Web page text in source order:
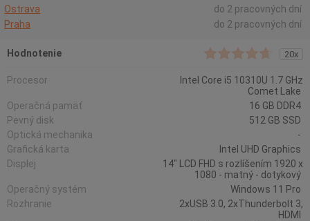
Ostrava
do 2 pracovných dní
Praha
do 2 pracovných dní
Hodnotenie 20x
Procesor
Intel Core i5 10310U 1.7 GHz
Comet Lake
Operačná pamäť
16 GB DDR4
Pevný disk
512 GB SSD
Optická mechanika
-
Grafická karta
Intel UHD Graphics
Displej
14" LCD FHD s rozlíšením 1920 x
1080 - matný - dotykový
Operačný systém
Windows 11 Pro
Rozhranie
2xUSB 3.0, 2xThunderbolt 3,
HDMI